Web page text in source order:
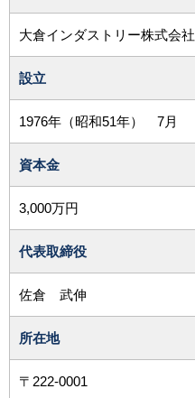
大倉インダストリー株式会社
設立
1976年（昭和51年） 7月
資本金
3,000万円
代表取締役
佐倉 武伸
所在地
〒222-0001